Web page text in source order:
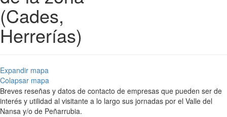
(Cades,
Herrerías)
Expandir mapa
Colapsar mapa
Breves reseñas y datos de contacto de empresas que pueden ser de
interés y utilidad al visitante a lo largo sus jornadas por el Valle del
Nansa y/o de Peñarrubia.